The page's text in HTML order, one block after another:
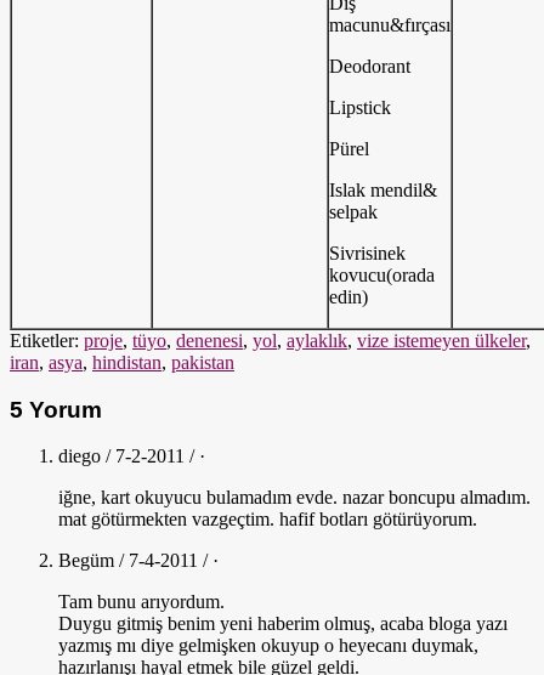
macunu&fırçası
Deodorant
Lipstick
Pürel
Islak mendil&
selpak
Sivrisinek
kovucu(orada
edin)
Etiketler: proje, tüyo, denenesi, yol, aylaklık, vize istemeyen ülkeler,
iran, asya, hindistan, pakistan
5 Yorum
diego / 7-2-2011 / ·
iğne, kart okuyucu bulamadım evde. nazar boncupu almadım.
mat götürmekten vazgeçtim. hafif botları götürüyorum.
Begüm / 7-4-2011 / ·
Tam bunu arıyordum.
Duygu gitmiş benim yeni haberim olmuş, acaba bloga yazı
yazmış mı diye gelmişken okuyup o heyecanı duymak,
hazırlanışı hayal etmek bile güzel geldi.